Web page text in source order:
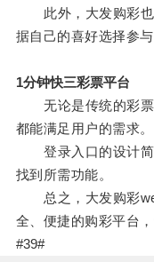
此外，大发购彩也
据自己的喜好选择参与
1分钟快三彩票平台
无论是传统的彩票
都能满足用户的需求。
登录入口的设计简
找到所需功能。
总之，大发购彩
全、便捷的购彩平台
#39#